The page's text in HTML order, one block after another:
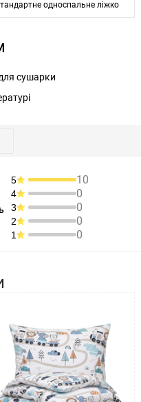
односпальне ліжко
сушарки
5 10
4 0
3 0
2 0
1 0